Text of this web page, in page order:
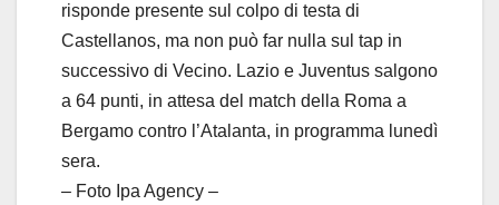
risponde presente sul colpo di testa di
Castellanos, ma non può far nulla sul tap in
successivo di Vecino. Lazio e Juventus salgono
a 64 punti, in attesa del match della Roma a
Bergamo contro l’Atalanta, in programma lunedì
sera.
– Foto Ipa Agency –